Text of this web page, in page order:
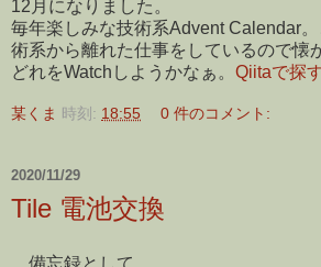
12月になりました。
毎年楽しみな技術系Advent Calendar
術系から離れた仕事をしているので懐
どれをWatchしようかなぁ。 Qiitaで探
某くま 時刻: 18:55 0 件のコメント:
2020/11/29
Tile 電池交換
備忘録として。